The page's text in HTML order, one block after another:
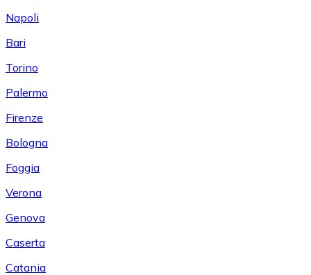
Napoli
Bari
Torino
Palermo
Firenze
Bologna
Foggia
Verona
Genova
Caserta
Catania